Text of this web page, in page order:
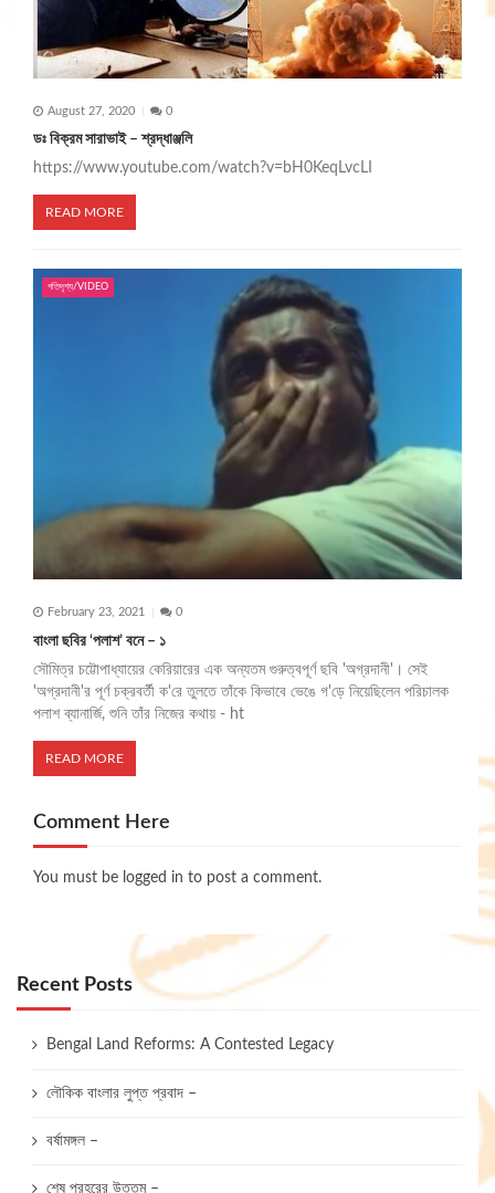
August 27, 2020 0
ডঃ বিক্রম সারাভাই – শ্রদ্ধাঞ্জলি
https://www.youtube.com/watch?v=bH0KeqLvcLI
READ MORE
গতিদৃশ্য/VIDEO
February 23, 2021 0
বাংলা ছবির ‘পলাশ’ বনে – ১
সৌমিত্র চট্টোপাধ্যায়ের কেরিয়ারের এক অন্যতম গুরুত্বপূর্ণ ছবি 'অগ্রদানী'। সেই
'অগ্রদানী'র পূর্ণ চক্রবর্তী ক'রে তুলতে তাঁকে কিভাবে ভেঙে গ'ড়ে নিয়েছিলেন পরিচালক
পলাশ ব্যানার্জি, শুনি তাঁর নিজের কথায় - ht
READ MORE
Comment Here
You must be logged in to post a comment.
Recent Posts
Bengal Land Reforms: A Contested Legacy
লৌকিক বাংলার লুপ্ত প্রবাদ –
বর্ষামঙ্গল –
শেষ প্রহরের উত্তম –